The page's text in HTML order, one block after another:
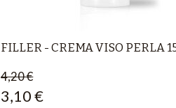
FILLER - CREMA VISO PERLA
4,20 €
3,10 €